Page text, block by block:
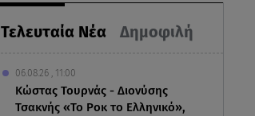
Τελευταία Νέα Δημοφιλή
06.08.26 , 11:00
Κώστας Τουρνάς - Διονύσης
Τσακνής «Το Ροκ το Ελληνικό»,